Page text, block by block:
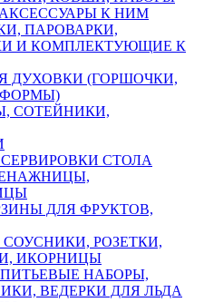
К НИМ
ПАРОВАРКИ,
И КОМПЛЕКТУЮЩИЕ К
ДУХОВКИ (ГОРШОЧКИ,
СОТЕЙНИКИ,
СТОЛА
ДЛЯ ФРУКТОВ,
РОЗЕТКИ,
ИКОРНИЦЫ
НАБОРЫ,
ВЕДЕРКИ ДЛЯ ЛЬДА